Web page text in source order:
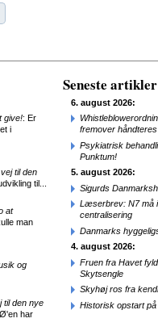
give!: Er
i
til den
til...
at
man
og
til den nye
har
Seneste artikler
6. august 2026:
fremover
Psykiatrisk
Punktum!
5. august 2026:
Sigurds
Læserbrev: N7 må
centralisering
Danmarks
4. august 2026:
Fruen fra Havet
Skytsengle
Skyhøj ros fra
Historisk opstart